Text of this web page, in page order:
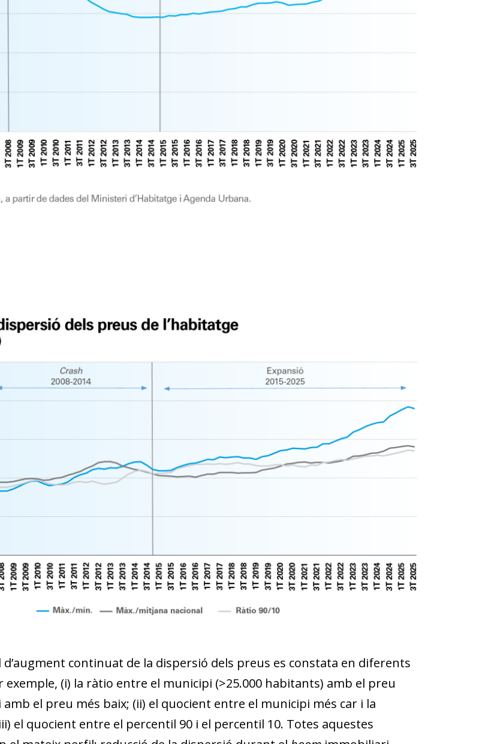
continuat de la dispersió dels preus es constata en diferents
exemple, (i) la ràtio entre el municipi (>25.000 habitants) amb el preu
el preu més baix; (ii) el quocient entre el municipi més car i la
el quocient entre el percentil 90 i el percentil 10. Totes aquestes